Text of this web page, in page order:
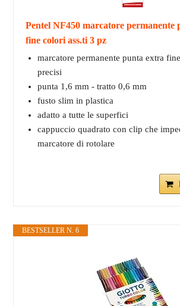
Pentel NF450 marcatore permanente
fine colori ass.ti 3 pz
marcatore permanente punta extra
precisi
punta 1,6 mm - tratto 0,6 mm
fusto slim in plastica
adatto a tutte le superfici
cappuccio quadrato con clip che
marcatore di rotolare
BESTSELLER N. 6